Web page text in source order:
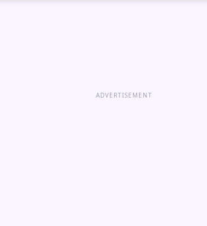
ADVERTISEMENT